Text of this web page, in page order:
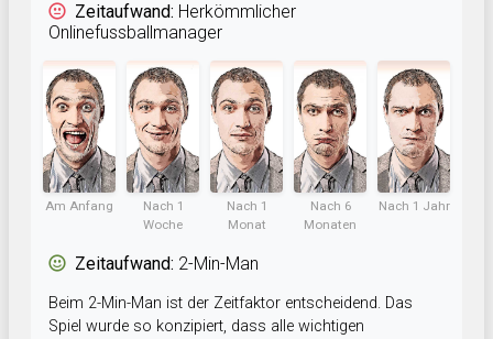
Zeitaufwand: Herkömmlicher
Onlinefussballmanager
Am Anfang
Nach 1
Woche
Nach 1
Monat
Nach 6
Monaten
Nach 1 Jahr
Zeitaufwand: 2-Min-Man
Beim 2-Min-Man ist der Zeitfaktor entscheidend. Das
Spiel wurde so konzipiert, dass alle wichtigen